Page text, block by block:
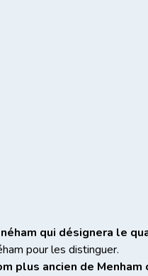
qui désignera le
pour les distinguer.
plus ancien de Menham